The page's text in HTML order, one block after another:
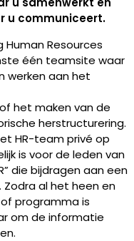
u communiceert.
Resources
één teamsite waar
werken aan het
het maken van de
herstructurering.
HR-team privé op
is voor de leden van
die bijdragen aan een
al het heen en
programma is
om de informatie